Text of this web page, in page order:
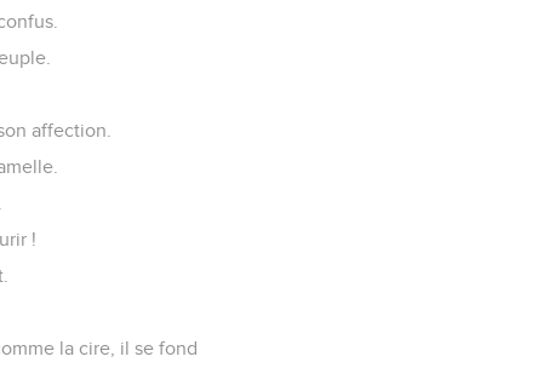
affection.
!
la cire, il se fond